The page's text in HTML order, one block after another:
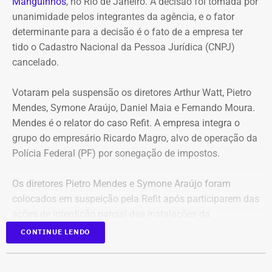
Benz AMG G63, avaliado em R$ 2,35 milhões, um
Volkswagen Passat de R$ 115 mil, R$ 709 mil em “bens
móveis de uso pessoal” e R$ 35 mil em dinheiro em
espécie.
unanimidade pelos integrantes da agência, e o fator
determinante para a decisão é o fato de a empresa ter
tido o Cadastro Nacional da Pessoa Jurídica (CNPJ)
cancelado.
Votaram pela suspensão os diretores Arthur Watt, Pietro
Mendes, Symone Araújo, Daniel Maia e Fernando Moura.
Mendes é o relator do caso Refit. A empresa integra o
grupo do empresário Ricardo Magro, alvo de operação da
Polícia Federal (PF) por sonegação de impostos.
Os diretores Pietro Mendes e Symone Araújo foram
colocados em suspeição pela Refit após participarem das
companhia em setembro de 2025.
CONTINUE LENDO